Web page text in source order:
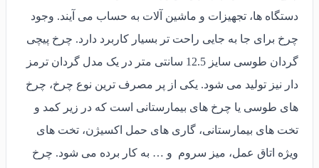
دستگاه ها، تجهیزات و ماشین آلات به حساب می آیند. وجود
چرخ برای جا به جایی راحت تر بسیار کاربرد دارد. چرخ پیچی
گردان طوسی سایز 12.5 سانتی متر در یک مدل گردان ترمز
دار نیز تولید می شود. یکی از پر مصرف ترین نوع چرخ، چرخ
های طوسی یا چرخ های بیمارستانی است که در زیر کمد و
تخت های بیمارستانی، گاری های حمل اکسیژن، تخت های
ویژه اتاق عمل، میز سروم و … به کار برده می شود. چرخ